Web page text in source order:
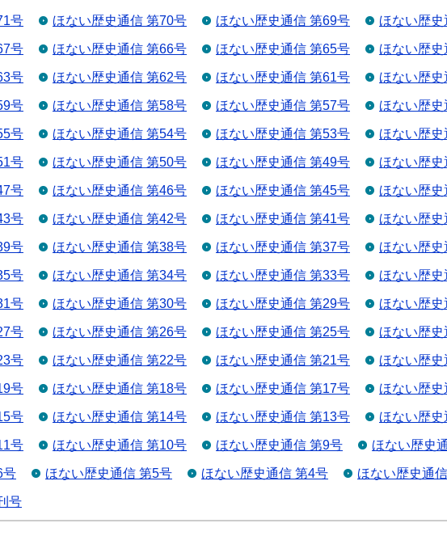
号 ほない歴史通信 第70号 ほない歴史通信 第69号 ほない歴
号 ほない歴史通信 第66号 ほない歴史通信 第65号 ほない歴
号 ほない歴史通信 第62号 ほない歴史通信 第61号 ほない歴
号 ほない歴史通信 第58号 ほない歴史通信 第57号 ほない歴
号 ほない歴史通信 第54号 ほない歴史通信 第53号 ほない歴
号 ほない歴史通信 第50号 ほない歴史通信 第49号 ほない歴
号 ほない歴史通信 第46号 ほない歴史通信 第45号 ほない歴
号 ほない歴史通信 第42号 ほない歴史通信 第41号 ほない歴
号 ほない歴史通信 第38号 ほない歴史通信 第37号 ほない歴
号 ほない歴史通信 第34号 ほない歴史通信 第33号 ほない歴
号 ほない歴史通信 第30号 ほない歴史通信 第29号 ほない歴
号 ほない歴史通信 第26号 ほない歴史通信 第25号 ほない歴
号 ほない歴史通信 第22号 ほない歴史通信 第21号 ほない歴
号 ほない歴史通信 第18号 ほない歴史通信 第17号 ほない歴
号 ほない歴史通信 第14号 ほない歴史通信 第13号 ほない歴
号 ほない歴史通信 第10号 ほない歴史通信 第9号 ほない歴史
号 ほない歴史通信 第5号 ほない歴史通信 第4号 ほない歴史通
号